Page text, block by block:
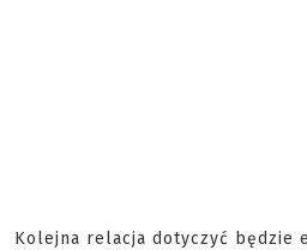
Kolejna relacja dotyczyć będzie